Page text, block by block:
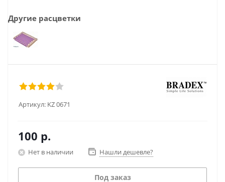
Другие расцветки
Артикул: KZ 0671
100 р.
Нет в наличии Нашли дешевле?
Под заказ